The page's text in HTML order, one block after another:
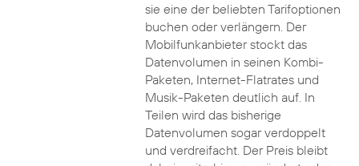
sie eine der beliebten Tarifoptionen
buchen oder verlängern. Der
Mobilfunkanbieter stockt das
Datenvolumen in seinen Kombi-
Paketen, Internet-Flatrates und
Musik-Paketen deutlich auf. In
Teilen wird das bisherige
Datenvolumen sogar verdoppelt
und verdreifacht. Der Preis bleibt